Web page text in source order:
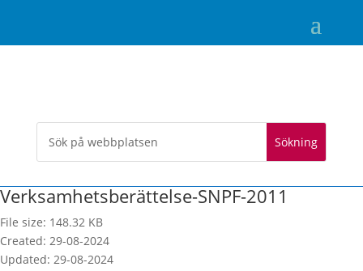
Verksamhetsberättelse-SNPF-2011
File size: 148.32 KB
Created: 29-08-2024
Updated: 29-08-2024